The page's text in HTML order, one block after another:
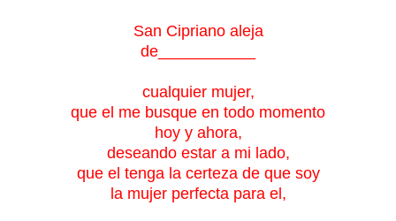
San Cipriano aleja
de___________
cualquier mujer,
que el me busque en todo momento
hoy y ahora,
deseando estar a mi lado,
que el tenga la certeza de que soy
la mujer perfecta para el,